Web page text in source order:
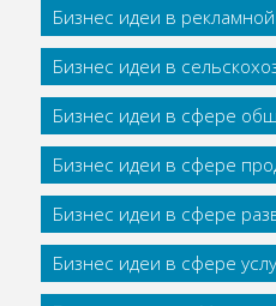
Бизнес идеи в
Бизнес идеи в
Бизнес идеи в сфере
Бизнес идеи в сфере
Бизнес идеи в сфере
Бизнес идеи в сфере